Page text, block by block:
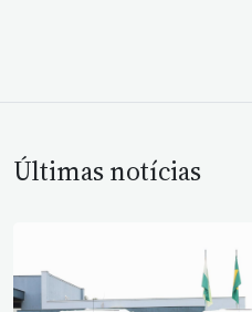
Últimas notícias